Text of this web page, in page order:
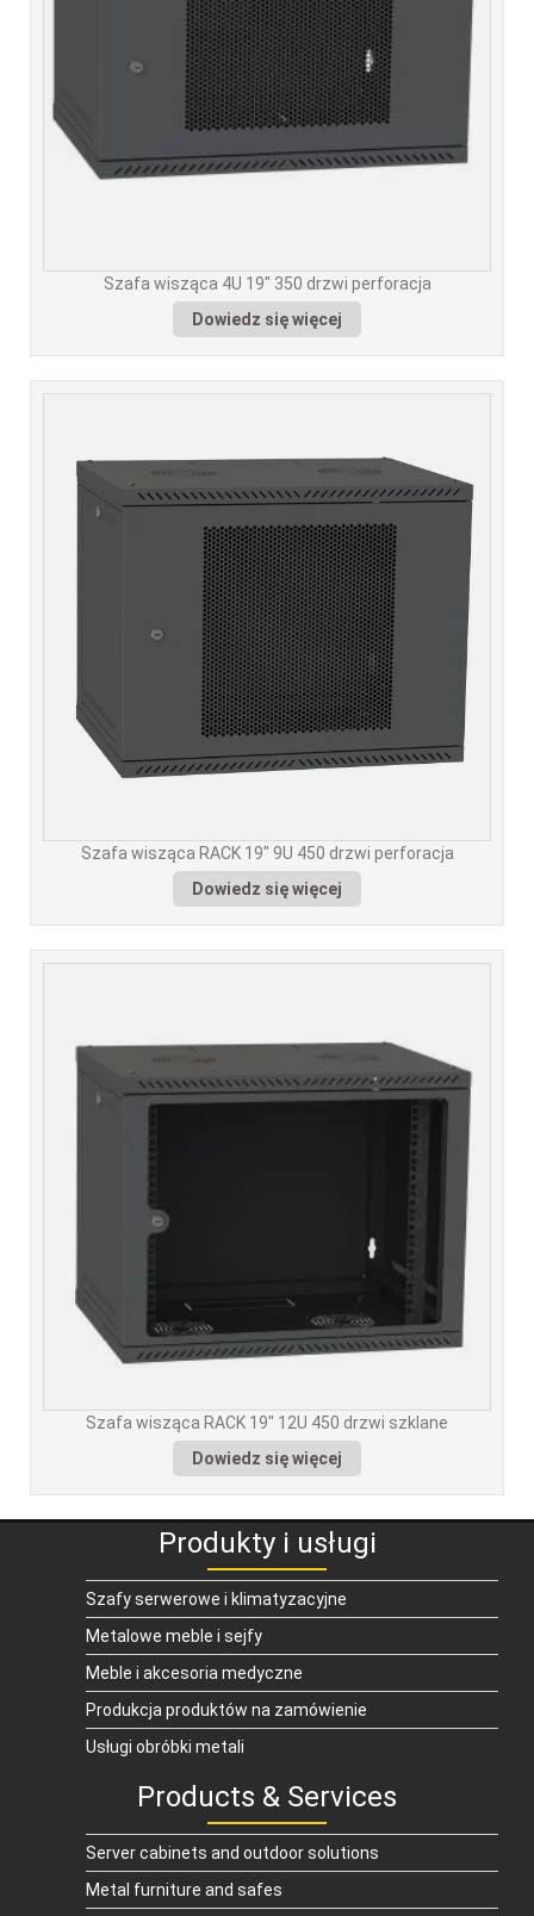
Szafa wisząca 4U 19" 350 drzwi perforacja
Dowiedz się więcej
Szafa wisząca RACK 19" 9U 450 drzwi perforacja
Dowiedz się więcej
Szafa wisząca RACK 19" 12U 450 drzwi szklane
Dowiedz się więcej
Produkty i usługi
Szafy serwerowe i klimatyzacyjne
Metalowe meble i sejfy
Meble i akcesoria medyczne
Produkcja produktów na zamówienie
Usługi obróbki metali
Products & Services
Server cabinets and outdoor solutions
Metal furniture and safes